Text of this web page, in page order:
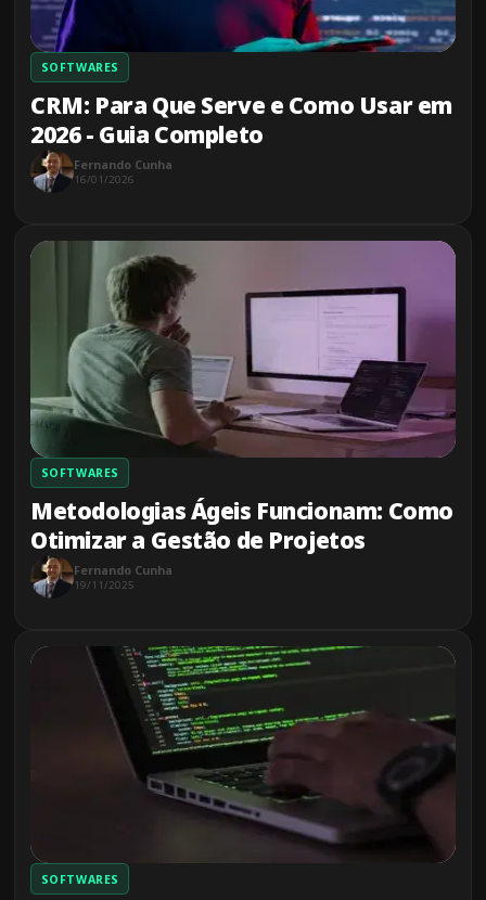
SOFTWARES
CRM: Para Que Serve e Como Usar em
2026 - Guia Completo
Fernando Cunha
16/01/2026
SOFTWARES
Metodologias Ágeis Funcionam: Como
Otimizar a Gestão de Projetos
Fernando Cunha
19/11/2025
SOFTWARES